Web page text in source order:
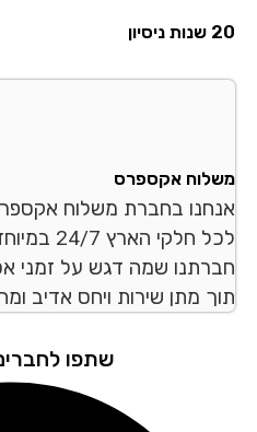
אקספרס
בחברת משלוח אקספרס
הארץ 24/7 במיוחד בשבילכם!
שמה דגש על זמני
מתן שירות ויחס אדיב
שתפו לחברים